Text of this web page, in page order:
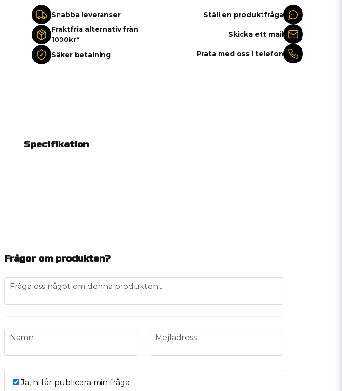
Snabba leveranser
Fraktfria alternativ från
1000kr*
Säker betalning
Ställ en produktfråga
Skicka ett mail
Prata med oss i telefon
Specifikation
Frågor om produkten?
question
Fråga oss något om denna produkten...
name
Namn email
Mejladress
Ja, ni får publicera min fråga